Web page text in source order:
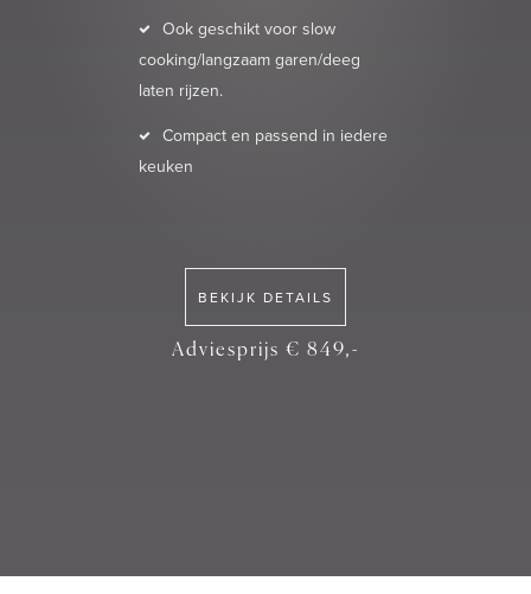
Ook geschikt voor slow
cooking/langzaam garen/deeg
laten rijzen.
Compact en passend in iedere
keuken
BEKIJK DETAILS
Adviesprijs € 849,-